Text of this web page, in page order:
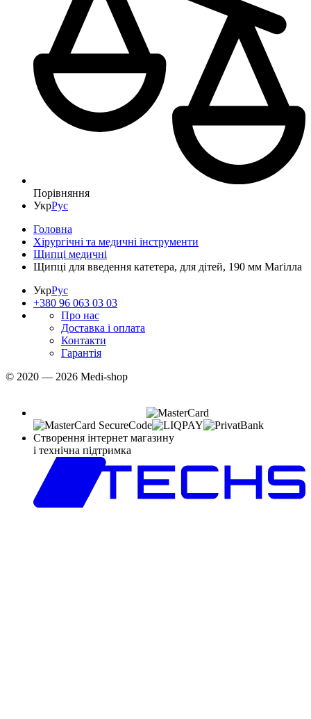
Порівняння
УкрРус
Головна
Хірургічні та медичні інструменти
Щипці медичні
Щипці для введення катетера, для дітей, 190 мм Маґілла
УкрРус
+380 96 063 03 03
Про нас
Доставка і оплата
Контакти
Гарантія
© 2020 — 2026 Medi-shop
Створення інтернет магазину
і технічна підтримка